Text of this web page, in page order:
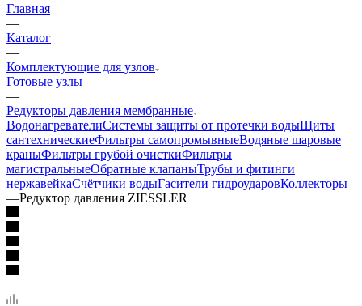
Главная
—
Каталог
—
Комплектующие для узлов
Готовые узлы
—
Редукторы давления мембранные
ВодонагревателиСистемы защиты от протечки водыЩиты
сантехническиеФильтры самопромывныеВодяные шаровые
краныФильтры грубой очисткиФильтры
магистральныеОбратные клапаныТрубы и фитинги
нержавейкаСчётчики водыГасители гидроударовКоллекторы
—Редуктор давления ZIESSLER